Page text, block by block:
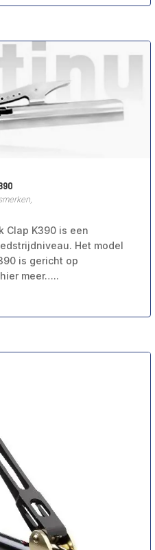
,
Clap K390 is een
Het model
is gericht op
meer…..